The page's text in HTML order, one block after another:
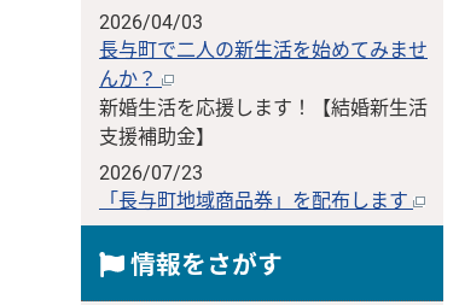
2026/04/03
長与町で二人の新生活を始めてみませ
んか？
新婚生活を応援します！【結婚新生活
支援補助金】
2026/07/23
「長与町地域商品券」を配布します
情報をさがす